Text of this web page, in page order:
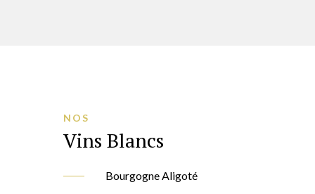
NOS
Vins Blancs
Bourgogne Aligoté